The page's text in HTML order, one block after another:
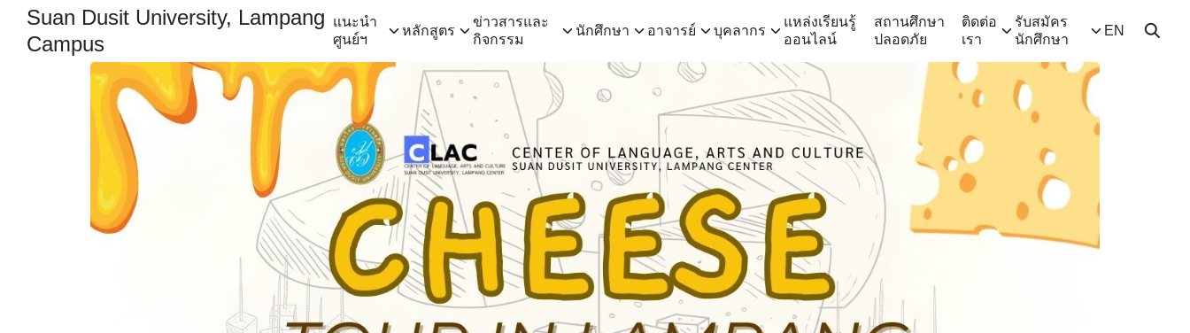
content
Suan Dusit University, Lampang
Campus
แนะนำ
ศูนย์ฯ
หลักสูตร
ข่าวสารและ
กิจกรรม
นักศึกษา อาจารย์ บุคลากร
แหล่งเรียนรู้
ออนไลน์
สถานศึกษา
ปลอดภัย
ติดต่อ
เรา
รับสมัคร
นักศึกษา
EN
Search